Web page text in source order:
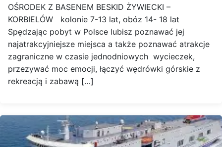
OŚRODEK Z BASENEM BESKID ŻYWIECKI –
KORBIELÓW kolonie 7-13 lat, obóz 14- 18 lat
Spędzając pobyt w Polsce lubisz poznawać jej
najatrakcyjniejsze miejsca a także poznawać atrakcje
zagraniczne w czasie jednodniowych wycieczek,
przezywać moc emocji, łączyć wędrówki górskie z
rekreacją i zabawą […]